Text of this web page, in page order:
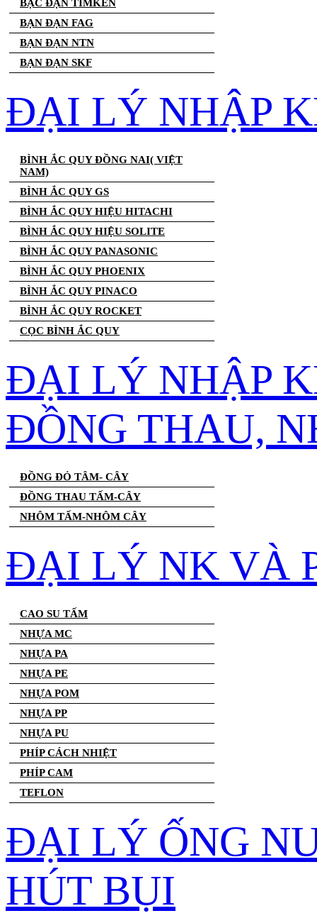
BẠC ĐẠN TIMKEN
BẠN ĐẠN FAG
BẠN ĐẠN NTN
BẠN ĐẠN SKF
ĐẠI LÝ NHẬP
BÌNH ẮC QUY ĐỒNG NAI( VIỆT
NAM)
BÌNH ẮC QUY GS
BÌNH ẮC QUY HIỆU HITACHI
BÌNH ẮC QUY HIỆU SOLITE
BÌNH ẮC QUY PANASONIC
BÌNH ẮC QUY PHOENIX
BÌNH ẮC QUY PINACO
BÌNH ẮC QUY ROCKET
CỌC BÌNH ẮC QUY
ĐẠI LÝ NHẬP
ĐỒNG THAU,
ĐỒNG ĐỎ TÂM- CÂY
ĐỒNG THAU TẤM-CÂY
NHÔM TẤM-NHÔM CÂY
ĐẠI LÝ NK VÀ
CAO SU TẤM
NHỰA MC
NHỰA PA
NHỰA PE
NHỰA POM
NHỰA PP
NHỰA PU
PHÍP CÁCH NHIỆT
PHÍP CAM
TEFLON
ĐẠI LÝ ỐNG
HÚT BỤI